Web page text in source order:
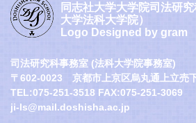
同志社大学大学院司法研
大学法科大学院）
Logo Designed by gram
司法研究科事務室 (法科大学院事務室)
〒602-0023 京都市上京区烏丸通上立売
TEL:075-251-3518 FAX:075-251-3069
ji-ls@mail.doshisha.ac.jp